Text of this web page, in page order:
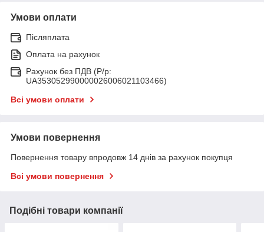
Умови оплати
Післяплата
Оплата на рахунок
Рахунок без ПДВ (Р/р:
UA353052990000026006021103466)
Всі умови оплати
Умови повернення
Повернення товару впродовж 14 днів за рахунок покупця
Всі умови повернення
Подібні товари компанії